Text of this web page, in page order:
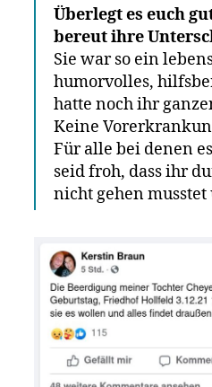
Überlegt es euch
bereut ihre
Sie war so ein
humorvolles,
hatte noch ihr
Keine
Für alle bei denen
seid froh, dass ihr
nicht gehen musstet